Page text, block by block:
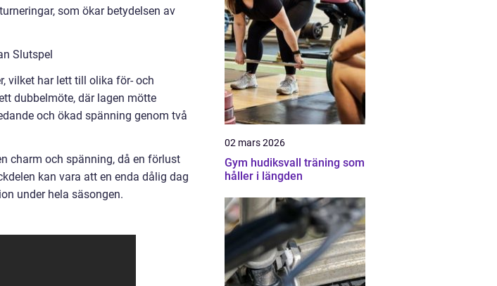
som ökar betydelsen av
Slutspel
vilket har lett till olika för- och
dubbelmöte, där lagen mötte
och ökad spänning genom två
charm och spänning, då en förlust
kan vara att en enda dålig dag
under hela säsongen.
02 mars 2026
Gym hudiksvall träning som
håller i längden